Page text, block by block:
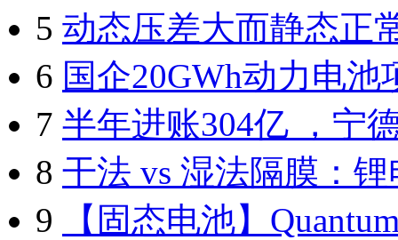
5 动态压差大而静态正
6 国企20GWh动力电池
7 半年进账304亿 ，宁
8 干法 vs 湿法隔膜：
9
【固态电池】